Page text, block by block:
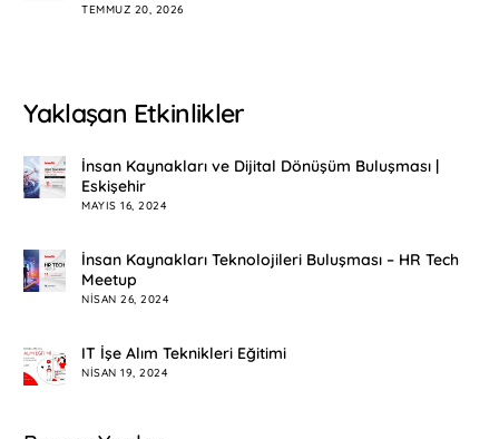
TEMMUZ 20, 2026
Yaklaşan Etkinlikler
İnsan Kaynakları ve Dijital Dönüşüm Buluşması |
Eskişehir
MAYIS 16, 2024
İnsan Kaynakları Teknolojileri Buluşması – HR Tech
Meetup
NISAN 26, 2024
IT İşe Alım Teknikleri Eğitimi
NISAN 19, 2024